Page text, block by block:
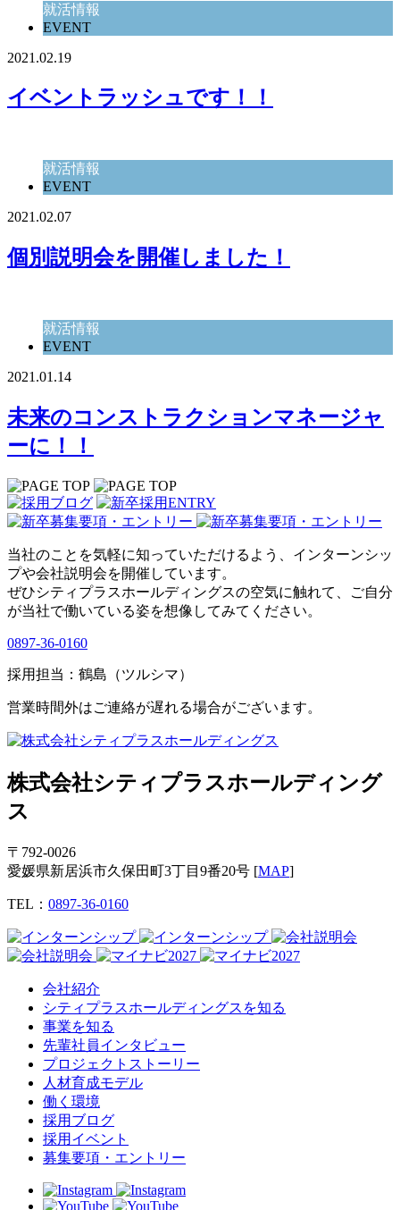
就活情報
EVENT
2021.02.19
イベントラッシュです！！
就活情報
EVENT
2021.02.07
個別説明会を開催しました！
就活情報
EVENT
2021.01.14
未来のコンストラクションマネージャ
ーに！！
当社のことを気軽に知っていただけるよう、インターンシッ
プや会社説明会を開催しています。
ぜひシティプラスホールディングスの空気に触れて、ご自分
が当社で働いている姿を想像してみてください。
0897-36-0160
採用担当：鶴島（ツルシマ）
営業時間外はご連絡が遅れる場合がございます。
株式会社シティプラスホールディング
ス
〒792‐0026
愛媛県新居浜市久保田町3丁目9番20号 [MAP]
TEL： 0897-36-0160
会社紹介
シティプラスホールディングスを知る
事業を知る
先輩社員インタビュー
プロジェクトストーリー
人材育成モデル
働く環境
採用ブログ
採用イベント
募集要項・エントリー